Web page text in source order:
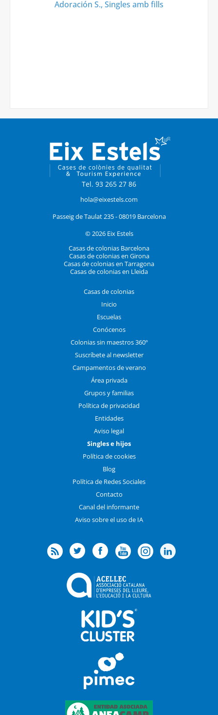
Adoración S., Singles amb fills
Tel. 93 265 27 86
hola@eixestels.com
Passeig de Taulat 235 - 08019 Barcelona
© 2026 Eix Estels
Casas de colonias Barcelona
Casas de colonias en Girona
Casas de colonias en Tarragona
Casas de colonias en Lleida
Casas de colonias
Inicio
Escuelas
Conócenos
Colonias sin maestros 360º
Suscríbete al newsletter
Campamentos de verano
Área privada
Grupos y familias
Política de privacidad
Entidades
Aviso legal
Singles e hijos
Política de cookies
Blog
Política de Redes Sociales
Contacto
Canal del informante
Aviso sobre el uso de IA